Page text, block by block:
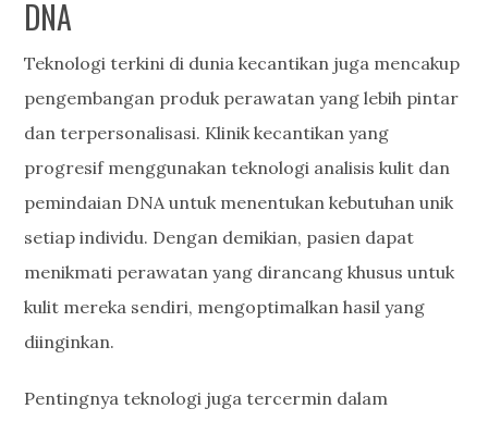
DNA
Teknologi terkini di dunia kecantikan juga mencakup
pengembangan produk perawatan yang lebih pintar
dan terpersonalisasi. Klinik kecantikan yang
progresif menggunakan teknologi analisis kulit dan
pemindaian DNA untuk menentukan kebutuhan unik
setiap individu. Dengan demikian, pasien dapat
menikmati perawatan yang dirancang khusus untuk
kulit mereka sendiri, mengoptimalkan hasil yang
diinginkan.
Pentingnya teknologi juga tercermin dalam